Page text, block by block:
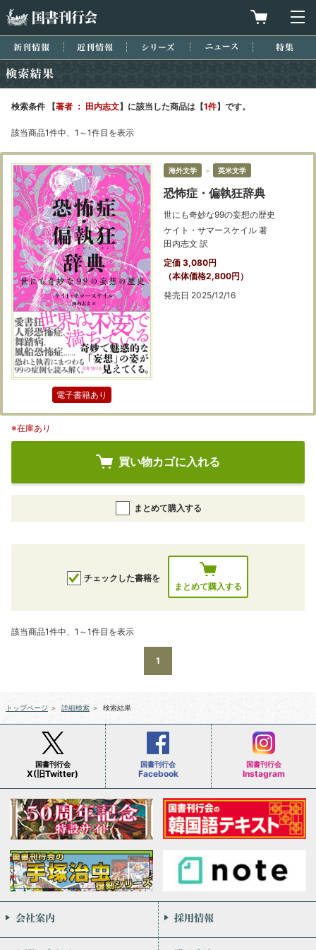
買物カゴを
新刊情報 近刊情報 シリーズ ニュース
検索条件 【著者 ： 田内志文】に該当した商品は【1件】です。
該当商品1件中、1～1件目を表示
電子書籍あり
海外文学 ＞ 英米文学
恐怖症・偏執狂辞典
世にも奇妙な99の妄想の歴史
ケイト・サマースケイル 著
田内志文 訳
定価 3,080円
（本体価格2,800円）
発売日 2025/12/16
※在庫あり
買い物カゴに入れる
まとめて購入する
チェックした書籍を
まとめて購入する
該当商品1件中、1～1件目を表示
1
トップページ ＞ 詳細検索 ＞ 検索結果
国書刊行会
X(旧Twitter)
国書刊行会
Facebook
国書刊行会
Instagram
会社案内
お問い合わせ